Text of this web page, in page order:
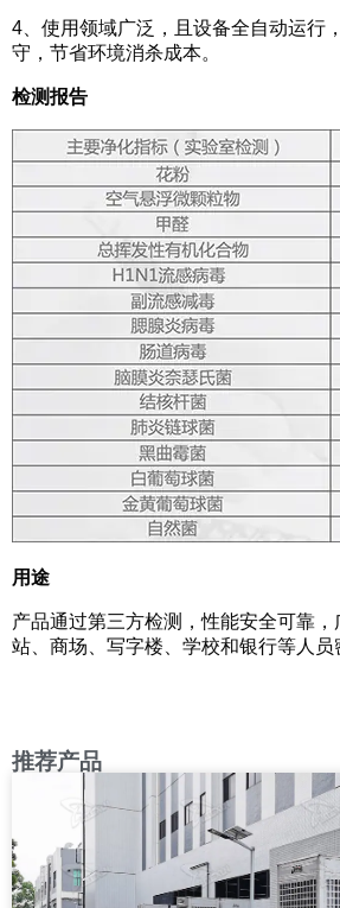
4、使用领域广泛，且设备全自动运行
守，节省环境消杀成本。
检测报告
用途
产品通过第三方检测，性能安全可靠
站、商场、写字楼、学校和银行等人员
推荐产品